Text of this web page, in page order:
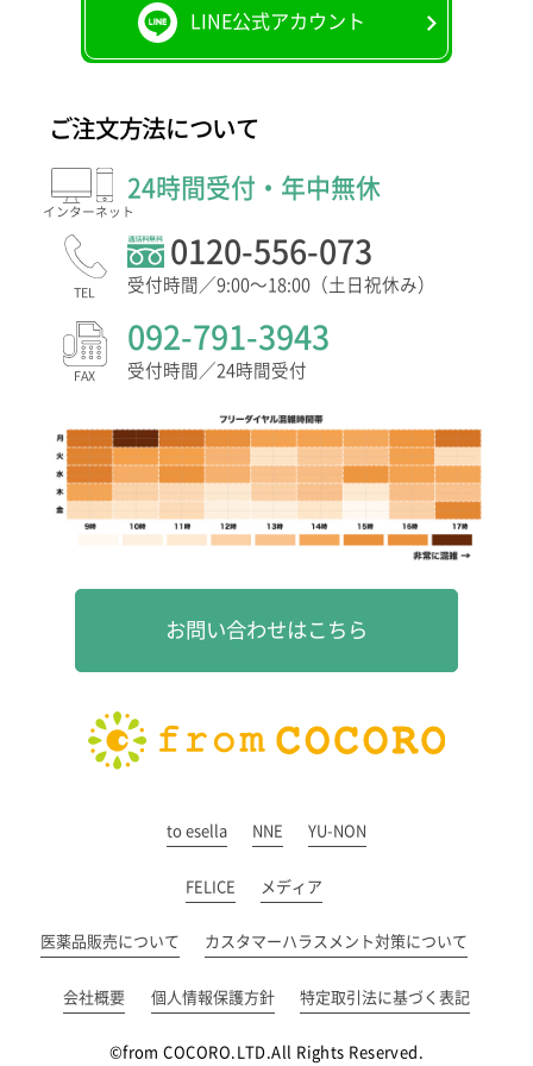
LINE公式アカウント
ご注文方法について
インター ネット
24時間受付・年中無休
TEL
0120-556-073
受付時間／9:00〜18:00（土日祝休み）
FAX
092-791-3943
受付時間／24時間受付
お問い合わせはこちら
to esella NNE YU-NON
FELICE メディア
医薬品販売について カスタマーハラスメント対策について
会社概要 個人情報保護方針 特定取引法に基づく表記
©from COCORO.LTD.All Rights Reserved.